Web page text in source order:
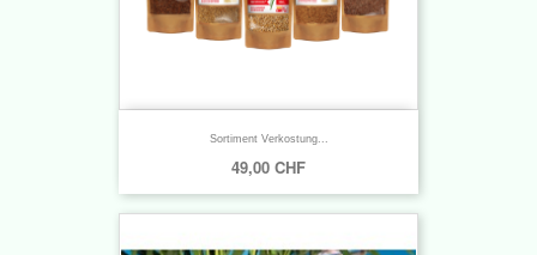
Sortiment Verkostung...
49,00 CHF